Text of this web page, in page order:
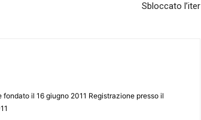
Sbloccato l’iter
il 16 giugno 2011 Registrazione presso il